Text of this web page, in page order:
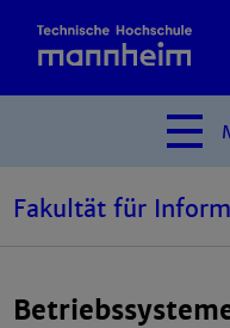
Fakultät für